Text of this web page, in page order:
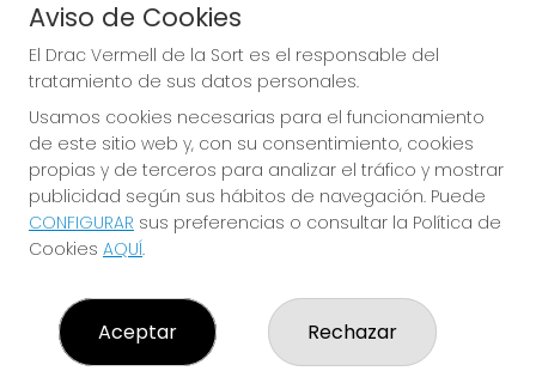
Imagen anterior
EL DRAC VERMELL DE LA SORT
¿Quiénes somos?
Comprar lotería
Contacto
Empresas
Aviso de Cookies
El Drac Vermell de la Sort es el responsable del
tratamiento de sus datos personales.
Usamos cookies necesarias para el funcionamiento
de este sitio web y, con su consentimiento, cookies
propias y de terceros para analizar el tráfico y mostrar
publicidad según sus hábitos de navegación. Puede
CONFIGURAR sus preferencias o consultar la Política de
Cookies AQUÍ.
Aceptar Rechazar